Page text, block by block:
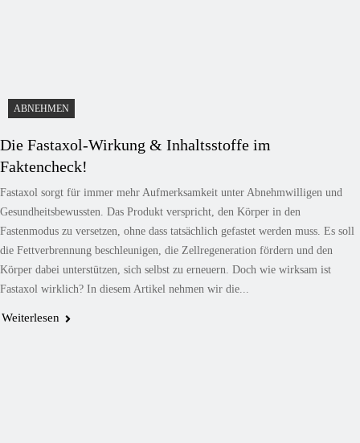
ABNEHMEN
Die Fastaxol-Wirkung & Inhaltsstoffe im
Faktencheck!
Fastaxol sorgt für immer mehr Aufmerksamkeit unter Abnehmwilligen und
Gesundheitsbewussten. Das Produkt verspricht, den Körper in den
Fastenmodus zu versetzen, ohne dass tatsächlich gefastet werden muss. Es soll
die Fettverbrennung beschleunigen, die Zellregeneration fördern und den
Körper dabei unterstützen, sich selbst zu erneuern. Doch wie wirksam ist
Fastaxol wirklich? In diesem Artikel nehmen wir die...
Weiterlesen